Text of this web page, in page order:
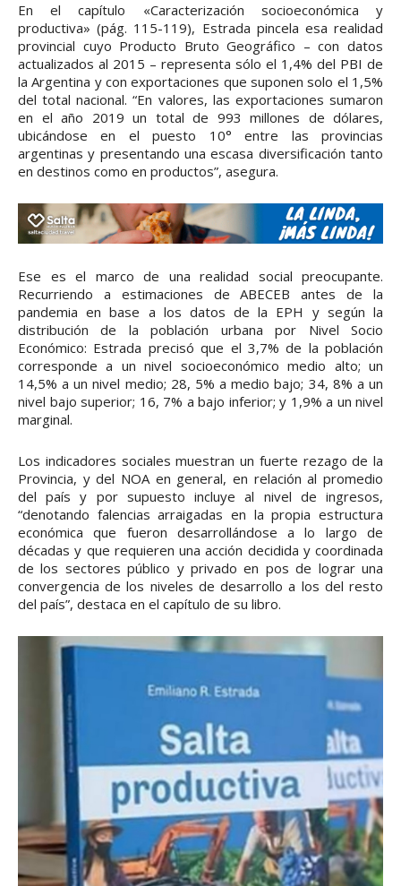
En el capítulo «Caracterización socioeconómica y
productiva» (pág. 115-119), Estrada pincela esa realidad
provincial cuyo Producto Bruto Geográfico – con datos
actualizados al 2015 – representa sólo el 1,4% del PBI de
la Argentina y con exportaciones que suponen solo el 1,5%
del total nacional. “En valores, las exportaciones sumaron
en el año 2019 un total de 993 millones de dólares,
ubicándose en el puesto 10° entre las provincias
argentinas y presentando una escasa diversificación tanto
en destinos como en productos”, asegura.
Ese es el marco de una realidad social preocupante.
Recurriendo a estimaciones de ABECEB antes de la
pandemia en base a los datos de la EPH y según la
distribución de la población urbana por Nivel Socio
Económico: Estrada precisó que el 3,7% de la población
corresponde a un nivel socioeconómico medio alto; un
14,5% a un nivel medio; 28, 5% a medio bajo; 34, 8% a un
nivel bajo superior; 16, 7% a bajo inferior; y 1,9% a un nivel
marginal.
Los indicadores sociales muestran un fuerte rezago de la
Provincia, y del NOA en general, en relación al promedio
del país y por supuesto incluye al nivel de ingresos,
“denotando falencias arraigadas en la propia estructura
económica que fueron desarrollándose a lo largo de
décadas y que requieren una acción decidida y coordinada
de los sectores público y privado en pos de lograr una
convergencia de los niveles de desarrollo a los del resto
del país”, destaca en el capítulo de su libro.